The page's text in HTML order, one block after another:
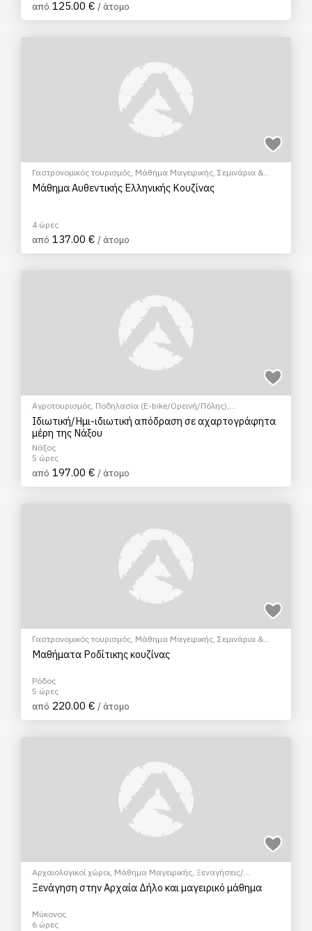
από 125.00 € / άτομο
Γαστρονομικός τουρισμός, Μάθημα Μαγειρικής, Σεμινάρια &
Μαθήματα
Μάθημα Αυθεντικής Ελληνικής Κουζίνας
4 ώρες
από 137.00 € / άτομο
Αγροτουρισμός, Ποδηλασία (E-bike/Ορεινή/Πόλης),
Αρχαιολογικοί χώροι
Γαστρονομικός τουρισμός
Μάθημα
Μαγειρικής ,Μουσεία ,Πολιτιστικά - Πολιτισμικά,Σεμινάρια &
Μαθήματα
Ιδιωτική/Ημι-ιδιωτική απόδραση σε αχαρτογράφητα
μέρη της Νάξου
Νάξος
5 ώρες
από 197.00 € / άτομο
Γαστρονομικός τουρισμός, Μάθημα Μαγειρικής, Σεμινάρια &
Μαθήματα
Μαθήματα Ροδίτικης κουζίνας
Ρόδος
5 ώρες
από 220.00 € / άτομο
Αρχαιολογικοί χώροι, Μάθημα Μαγειρικής, Ξεναγήσεις/
Αξιοθέατα
Πολιτιστικά - Πολιτισμικά Σεμινάρια & Μαθήματα
Φώτο Tour
Ξενάγηση στην Αρχαία Δήλο και μαγειρικό μάθημα
Μύκονος
6 ώρες